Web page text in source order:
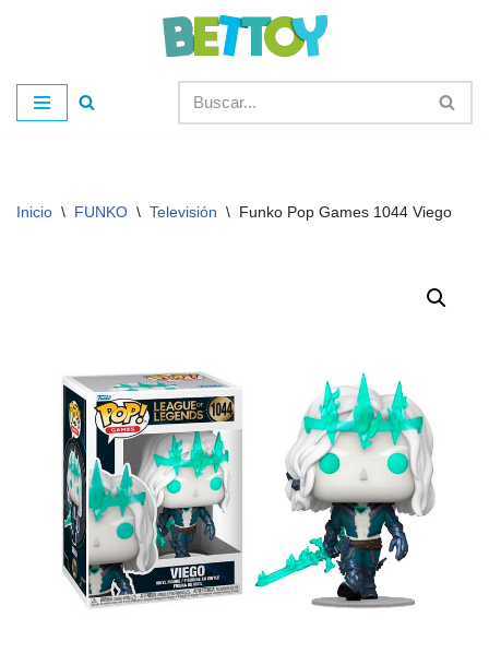
al
contenido
Inicio \ FUNKO \ Televisión \ Funko Pop Games 1044 Viego